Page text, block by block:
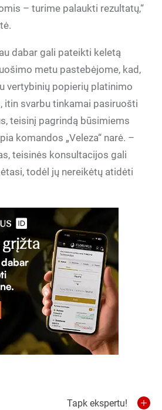
– turime palaukti rezultatų,“
dabar gali pateikti keletą
metu pastebėjome, kad,
vertybinių popierių platinimo
itin svarbu tinkamai pasiruošti
teisinį pagrindą būsimiems
komandos „Veleza“ narė. –
teisinės konsultacijos gali
todėl jų nereikėtų atidėti
Tapk ekspertu!